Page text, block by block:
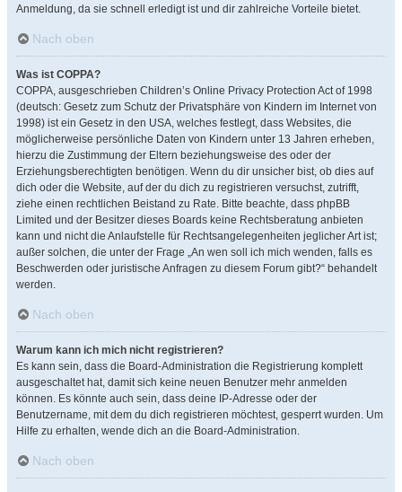
Anmeldung, da sie schnell erledigt ist und dir zahlreiche Vorteile bietet.
Nach oben
Was ist COPPA?
COPPA, ausgeschrieben Children’s Online Privacy Protection Act of 1998
(deutsch: Gesetz zum Schutz der Privatsphäre von Kindern im Internet von
1998) ist ein Gesetz in den USA, welches festlegt, dass Websites, die
möglicherweise persönliche Daten von Kindern unter 13 Jahren erheben,
hierzu die Zustimmung der Eltern beziehungsweise des oder der
Erziehungsberechtigten benötigen. Wenn du dir unsicher bist, ob dies auf
dich oder die Website, auf der du dich zu registrieren versuchst, zutrifft,
ziehe einen rechtlichen Beistand zu Rate. Bitte beachte, dass phpBB
Limited und der Besitzer dieses Boards keine Rechtsberatung anbieten
kann und nicht die Anlaufstelle für Rechtsangelegenheiten jeglicher Art ist;
außer solchen, die unter der Frage „An wen soll ich mich wenden, falls es
Beschwerden oder juristische Anfragen zu diesem Forum gibt?“ behandelt
werden.
Nach oben
Warum kann ich mich nicht registrieren?
Es kann sein, dass die Board-Administration die Registrierung komplett
ausgeschaltet hat, damit sich keine neuen Benutzer mehr anmelden
können. Es könnte auch sein, dass deine IP-Adresse oder der
Benutzername, mit dem du dich registrieren möchtest, gesperrt wurden. Um
Hilfe zu erhalten, wende dich an die Board-Administration.
Nach oben